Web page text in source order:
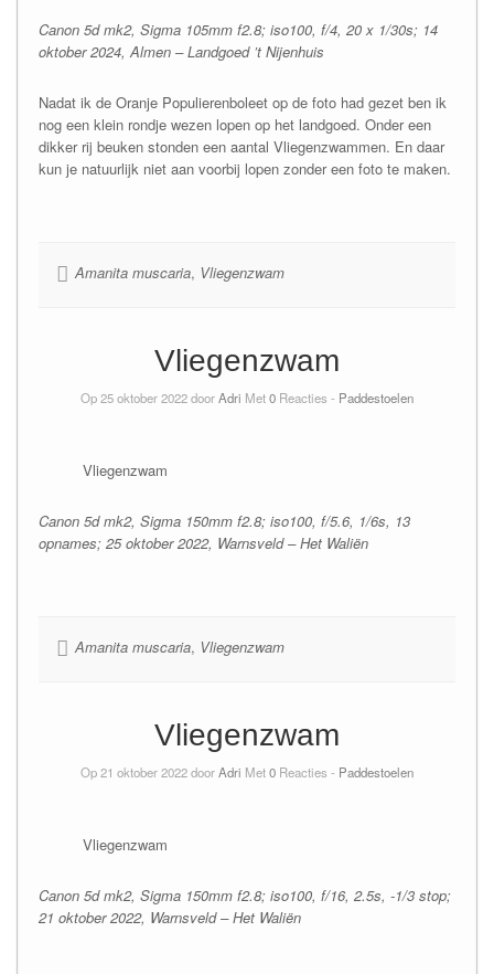
Canon 5d mk2, Sigma 105mm f2.8; iso100, f/4, 20 x 1/30s; 14
oktober 2024, Almen – Landgoed ’t Nijenhuis
Nadat ik de Oranje Populierenboleet op de foto had gezet ben ik
nog een klein rondje wezen lopen op het landgoed. Onder een
dikker rij beuken stonden een aantal Vliegenzwammen. En daar
kun je natuurlijk niet aan voorbij lopen zonder een foto te maken.
Amanita muscaria, Vliegenzwam
Vliegenzwam
Op 25 oktober 2022 doorAdri Met0 Reacties - Paddestoelen
Vliegenzwam
Canon 5d mk2, Sigma 150mm f2.8; iso100, f/5.6, 1/6s, 13
opnames; 25 oktober 2022, Warnsveld – Het Waliën
Amanita muscaria, Vliegenzwam
Vliegenzwam
Op 21 oktober 2022 doorAdri Met0 Reacties - Paddestoelen
Vliegenzwam
Canon 5d mk2, Sigma 150mm f2.8; iso100, f/16, 2.5s, -1/3 stop;
21 oktober 2022, Warnsveld – Het Waliën